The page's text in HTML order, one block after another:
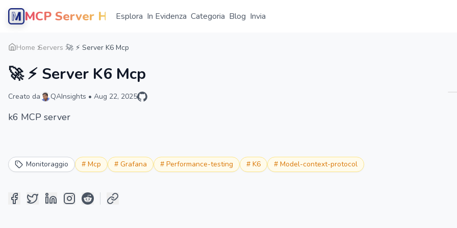
MCP Server HubEsplora In Evidenza Categoria Blog Invia
Home Servers 🚀 ⚡️ Server K6 Mcp
🚀 ⚡️ Server K6 Mcp
Creato da QAInsights • Aug 22, 2025
k6 MCP server
Monitoraggio # Mcp # Grafana # Performance-testing # K6 # Model-context-protocol